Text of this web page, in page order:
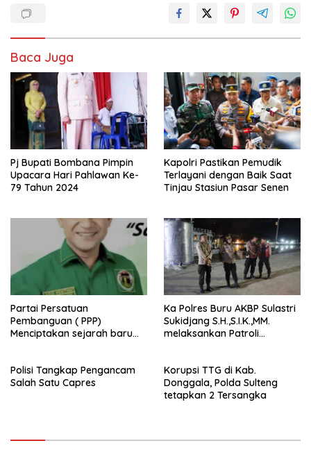
Baca Juga
Pj Bupati Bombana Pimpin
Upacara Hari Pahlawan Ke-
79 Tahun 2024
Kapolri Pastikan Pemudik
Terlayani dengan Baik Saat
Tinjau Stasiun Pasar Senen
Partai Persatuan
Pembanguan ( PPP)
Menciptakan sejarah baru
Buru (Namlea).
Ka Polres Buru AKBP Sulastri
Sukidjang S.H.,S.I.K.,MM.
melaksankan Patroli
Polisi Tangkap Pengancam
Salah Satu Capres
Korupsi TTG di Kab.
Donggala, Polda Sulteng
tetapkan 2 Tersangka